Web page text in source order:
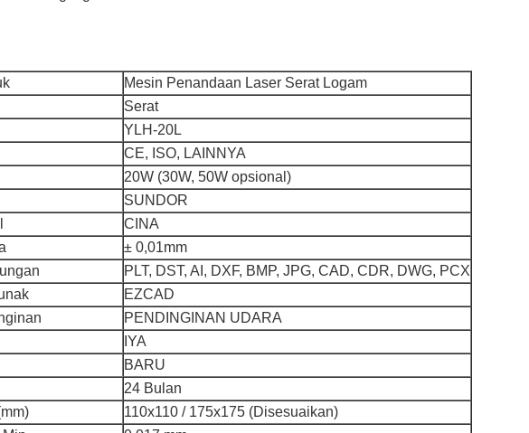
Mesin Penandaan Laser Serat Logam
Serat
YLH-20L
CE, ISO, LAINNYA
20W (30W, 50W opsional)
SUNDOR
CINA
± 0,01mm
PLT, DST, AI, DXF, BMP, JPG, CAD, CDR, DWG, PCX
EZCAD
PENDINGINAN UDARA
IYA
BARU
24 Bulan
110x110 / 175x175 (Disesuaikan)